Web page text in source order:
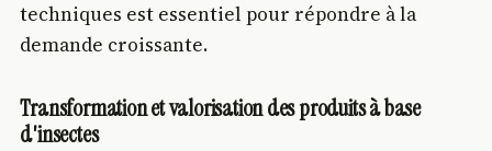
techniques est essentiel pour répondre à la
demande croissante.
Transformation et valorisation des produits à base
d'insectes